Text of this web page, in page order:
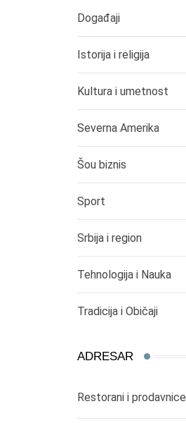
Događaji
Istorija i religija
Kultura i umetnost
Severna Amerika
Šou biznis
Sport
Srbija i region
Tehnologija i Nauka
Tradicija i Običaji
ADRESAR
Restorani i prodavnice